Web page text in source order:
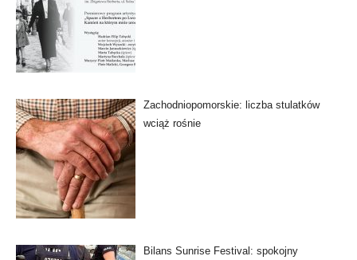
Zachodniopomorskie: liczba stulatków
wciąż rośnie
Bilans Sunrise Festival: spokojny